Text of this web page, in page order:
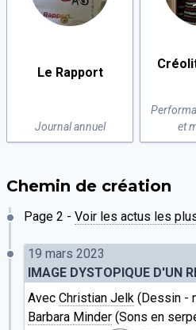
Le Rapport
Journal annuel
et
Chemin de création
Page 2 - Voir les actus les
19 mars 2023
IMAGE DYSTOPIQUE D'UN
Avec Christian Jelk (Dessin -
Barbara Minder (Sons en